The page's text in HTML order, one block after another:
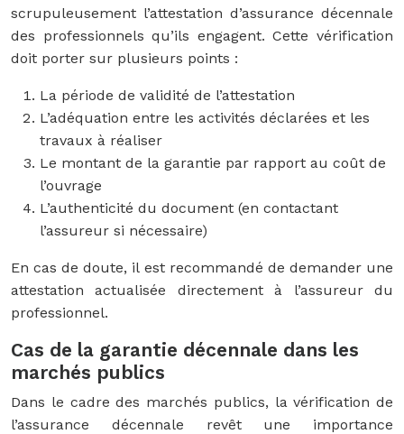
scrupuleusement l’attestation d’assurance décennale
des professionnels qu’ils engagent. Cette vérification
doit porter sur plusieurs points :
La période de validité de l’attestation
L’adéquation entre les activités déclarées et les
travaux à réaliser
Le montant de la garantie par rapport au coût de
l’ouvrage
L’authenticité du document (en contactant
l’assureur si nécessaire)
En cas de doute, il est recommandé de demander une
attestation actualisée directement à l’assureur du
professionnel.
Cas de la garantie décennale dans les
marchés publics
Dans le cadre des marchés publics, la vérification de
l’assurance décennale revêt une importance